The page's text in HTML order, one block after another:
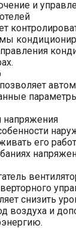
и
напряжения
его
снизить
воздуха и